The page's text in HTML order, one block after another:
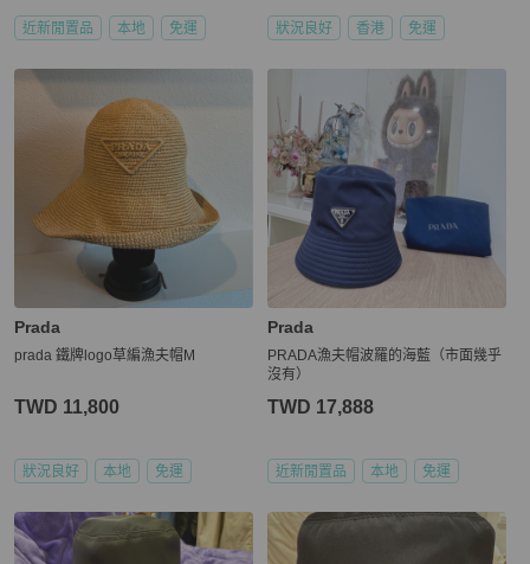
近新閒置品 本地 免運 狀況良好 香港 免運
Prada
prada 鐵牌logo草編漁夫帽M
TWD 11,800
狀況良好 本地 免運
Prada
PRADA漁夫帽波羅的海藍（市面幾乎
沒有）
TWD 17,888
近新閒置品 本地 免運